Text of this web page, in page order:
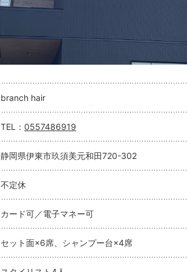
branch hair
TEL： 0557486919
静岡県伊東市玖須美元和田720-302
不定休
カード可／電子マネー可
セット面×6席、シャンプー台×4席